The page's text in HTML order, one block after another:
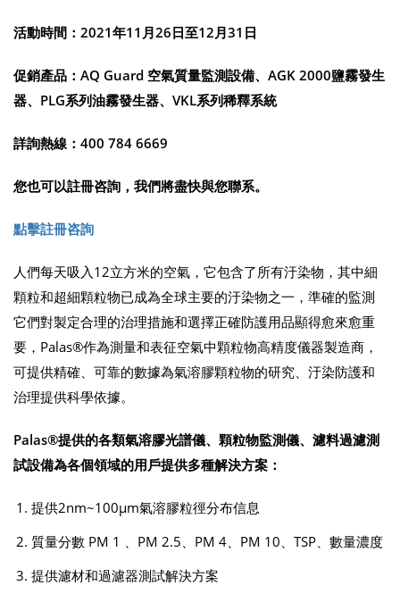
活動時間：2021年11月26日至12月31日
促銷產品：AQ Guard 空氣質量監測設備、AGK 2000鹽霧發生
器、PLG系列油霧發生器、VKL系列稀釋系統
詳詢熱線：400 784 6669
您也可以註冊咨詢，我們將盡快與您聯系。
點擊註冊咨詢
人們每天吸入12立方米的空氣，它包含了所有汙染物，其中細
顆粒和超細顆粒物已成為全球主要的汙染物之一，準確的監測
它們對製定合理的治理措施和選擇正確防護用品顯得愈來愈重
要，Palas®作為測量和表征空氣中顆粒物高精度儀器製造商，
可提供精確、可靠的數據為氣溶膠顆粒物的研究、汙染防護和
治理提供科學依據。
Palas®提供的各類氣溶膠光譜儀、顆粒物監測儀、濾料過濾測
試設備為各個領域的用戶提供多種解決方案：
提供2nm~100µm氣溶膠粒徑分布信息
質量分數 PM 1 、PM 2.5、PM 4、PM 10、TSP、數量濃度
提供濾材和過濾器測試解決方案